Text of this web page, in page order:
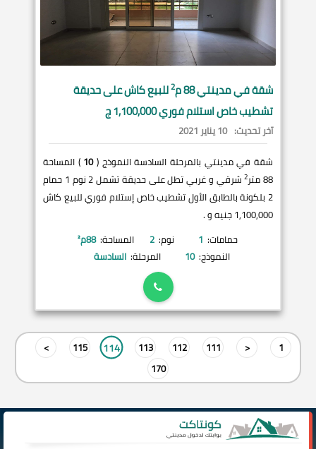
شقة فيمدينتي88 م 2للبيع كاش على حديقة
تشطيب خاص استلام فوري 1,100,000 ج
آخر تحديث: 10 يناير 2021
شقة في مدينتي بالمرحلة السادسة النموذج (10 ) المساحة
88 متر
2
شرقي و غربي تطل على حديقة تشمل 2 نوم 1 حمام
2 بلكونة بالطابق الأول تشطيب خاص إستلام فوري للبيع كاش
1,100,000 جنيه و .
حمامات: 1 نوم: 2 المساحة: 88م²
النموذج: 10 المرحلة: السادسة
1
<
111
112
113
114
115
>
170